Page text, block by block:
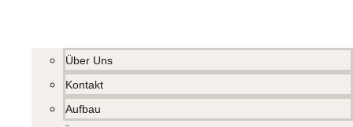
Über Uns
Kontakt
Aufbau